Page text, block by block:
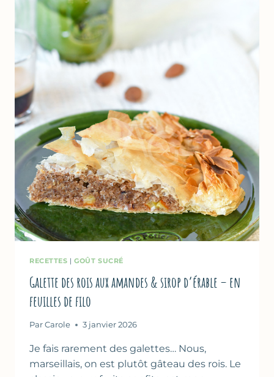
RECETTES |GOÛT SUCRÉ
Galette des rois aux amandes & sirop d’érable – en
feuilles de filo
Par Carole 3 janvier 2026
Je fais rarement des galettes… Nous,
marseillais, on est plutôt gâteau des rois. Le